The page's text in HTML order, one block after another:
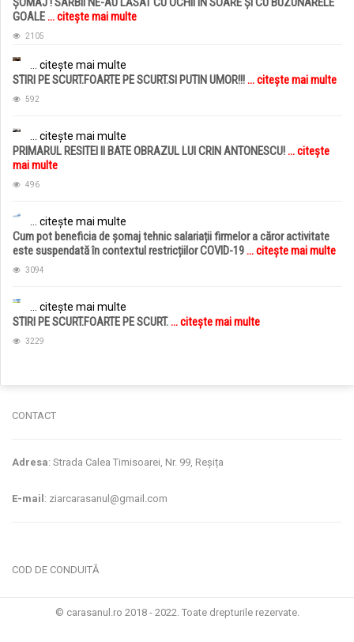
GOALE... citește mai multe
2105
... citește mai multe
STIRI PE SCURT.FOARTE PE SCURT.SI PUTIN UMOR!!!... citește mai multe
592
... citește mai multe
PRIMARUL RESITEI II BATE OBRAZUL LUI CRIN ANTONESCU!... citește
mai multe
496
... citește mai multe
Cum pot beneficia de șomaj tehnic salariații firmelor a căror activitate
este suspendată în contextul restricțiilor COVID-19... citește mai multe
3094
... citește mai multe
STIRI PE SCURT.FOARTE PE SCURT.... citește mai multe
3229
CONTACT
Adresa: Strada Calea Timisoarei, Nr. 99, Reșița
E-mail: ziarcarasanul@gmail.com
COD DE CONDUITĂ
© carasanul.ro 2018 - 2022. Toate drepturile rezervate.